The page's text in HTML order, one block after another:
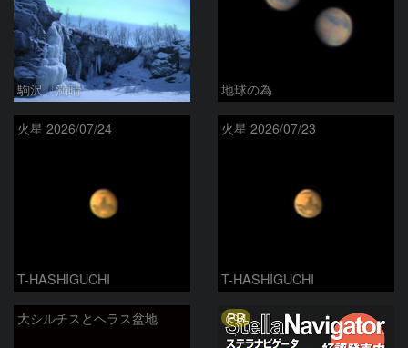
駒沢 満晴 地球の為
火星 2026/07/24
T-HASHIGUCHI
火星 2026/07/23
T-HASHIGUCHI
大シルチスとヘラス盆地 PR